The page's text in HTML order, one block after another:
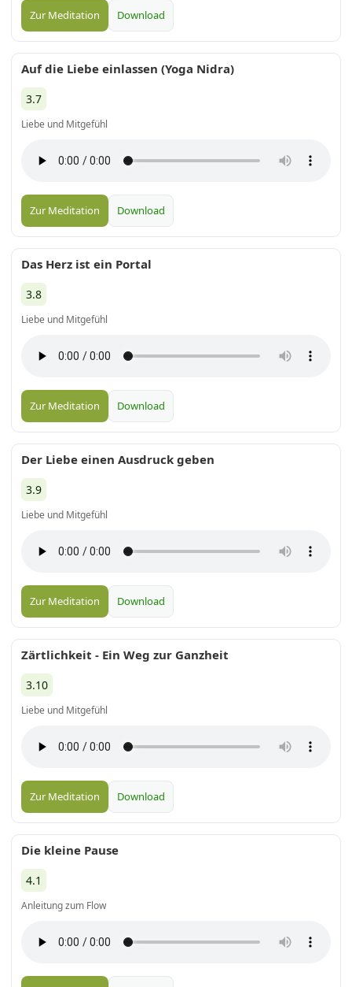
Zur Meditation Download
Auf die Liebe einlassen (Yoga Nidra)
3.7
Liebe und Mitgefühl
Zur Meditation Download
Das Herz ist ein Portal
3.8
Liebe und Mitgefühl
Zur Meditation Download
Der Liebe einen Ausdruck geben
3.9
Liebe und Mitgefühl
Zur Meditation Download
Zärtlichkeit - Ein Weg zur Ganzheit
3.10
Liebe und Mitgefühl
Zur Meditation Download
Die kleine Pause
4.1
Anleitung zum Flow